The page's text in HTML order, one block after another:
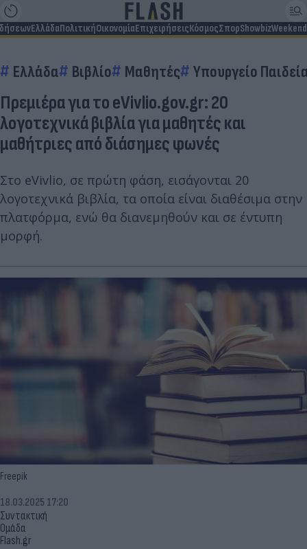
ΕλλάδαΠολιτικήΟικονομίαΕπιχειρήσειςΚόσμοςΣπορShowbizWeekend
Ελλάδα Βιβλίο Μαθητές Υπουργείο
Πρεμιέρα για το eVivlio.gov.gr: 20
λογοτεχνικά βιβλία για μαθητές και
μαθήτριες από διάσημες φωνές
Στο eVivlio, σε πρώτη φάση, εισάγονται 20
λογοτεχνικά βιβλία, τα οποία είναι διαθέσιμα στην
πλατφόρμα, ενώ θα διανεμηθούν και σε έντυπη
μορφή.
Freepik
Συντακτική
Ομάδα
Flash.gr
18.03.2025 17:20